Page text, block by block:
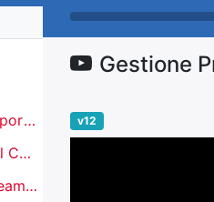
Differenza tra lead, opportunità e contatti
Invio email Contatti del CRM
Impostare l'email del team di vendita
Gestione
v12